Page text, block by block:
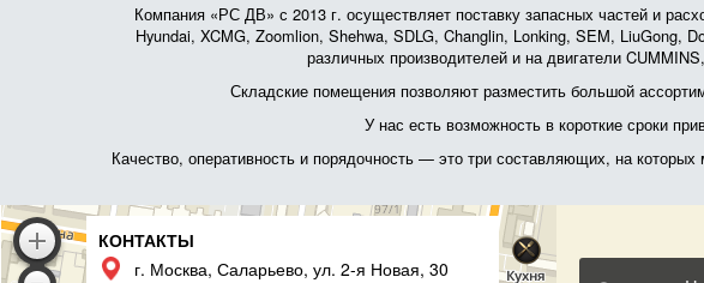
Компания «РС ДВ» с 2013 г. осуществляет поставку запасных частей и
Hyundai, XCMG, Zoomlion, Shehwa, SDLG, Changlin, Lonking, SEM, LiuGong,
различных производителей и на двигатели
Складские помещения позволяют разместить большой
У нас есть возможность в короткие сроки
Качество, оперативность и порядочность — это три составляющих, на
КОНТАКТЫ
г. Москва, Саларьево, ул. 2-я Новая, 30